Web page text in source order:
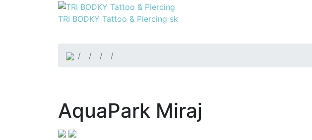
TRI BODKY Tattoo & Piercing sk
AquaPark Miraj